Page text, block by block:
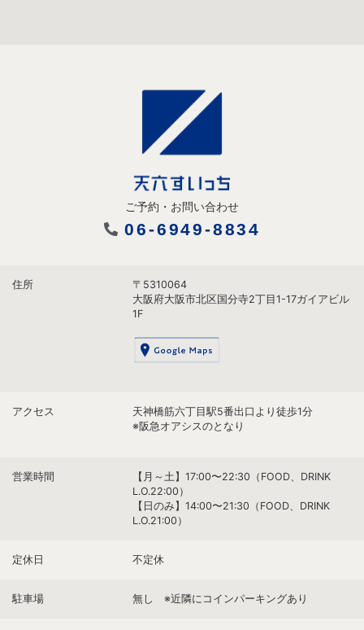
ご予約・お問い合わせ
06-6949-8834
住所
〒5310064
大阪府大阪市北区国分寺2丁目1-17ガイアビル
1F
アクセス
天神橋筋六丁目駅5番出口より徒歩1分
※阪急オアシスのとなり
営業時間
【月～土】17:00〜22:30（FOOD、DRINK
L.O.22:00）
【日のみ】14:00〜21:30（FOOD、DRINK
L.O.21:00）
定休日 不定休
駐車場 無し ※近隣にコインパーキングあり